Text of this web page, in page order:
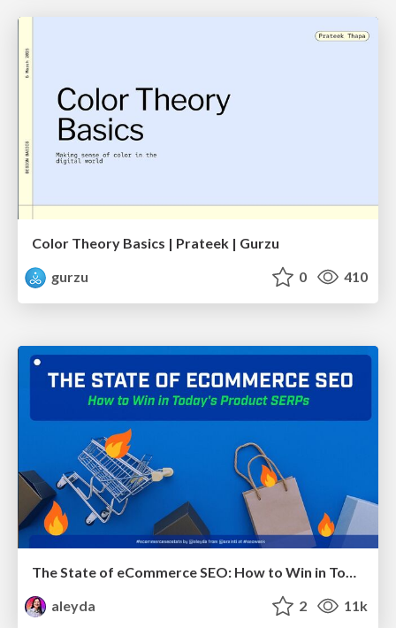
Color Theory Basics | Prateek | Gurzu
gurzu
0 410
The State of eCommerce SEO: How to Win in Today's Products SERPs - #SEOweek
aleyda
2 11k